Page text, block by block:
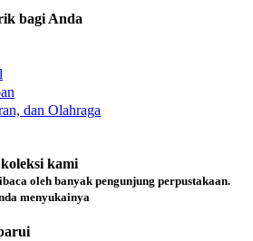
bagi Anda
dan Olahraga
kami
oleh banyak pengunjung perpustakaan.
menyukainya